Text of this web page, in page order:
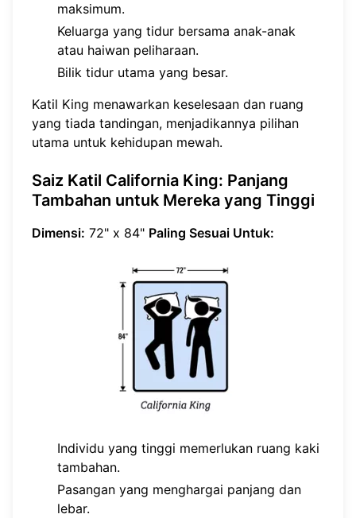
maksimum.
Keluarga yang tidur bersama anak-anak
atau haiwan peliharaan.
Bilik tidur utama yang besar.
Katil King menawarkan keselesaan dan ruang
yang tiada tandingan, menjadikannya pilihan
utama untuk kehidupan mewah.
Saiz Katil California King: Panjang
Tambahan untuk Mereka yang Tinggi
Dimensi: 72" x 84" Paling Sesuai Untuk:
Individu yang tinggi memerlukan ruang kaki
tambahan.
Pasangan yang menghargai panjang dan
lebar.